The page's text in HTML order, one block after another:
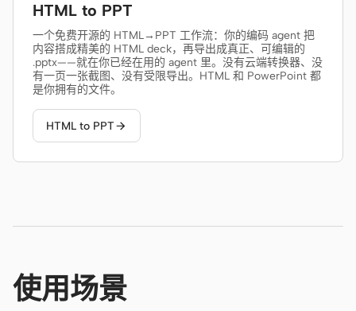
设计系统
博客
贡献者
HTML to PPT
一个免费开源的 HTML→PPT 工作流：你的编码 agent 把
内容搭成精美的 HTML deck，再导出成真正、可编辑的
.pptx——就在你已经在用的 agent 里。没有云端转换器、没
有一页一张截图、没有受限导出。HTML 和 PowerPoint 都
是你拥有的文件。
HTML to PPT
使用场景